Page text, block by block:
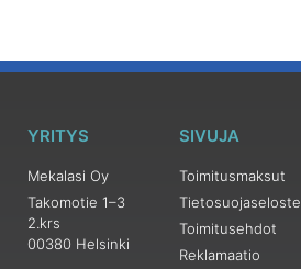
YRITYS
Mekalasi Oy
Takomotie 1–3
2.krs
00380 Helsinki
SIVUJA
Toimitusmaksut
Tietosuojaseloste
Toimitusehdot
Reklamaatio